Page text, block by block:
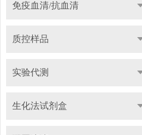
免疫血清/抗血清
质控样品
实验代测
生化法试剂盒